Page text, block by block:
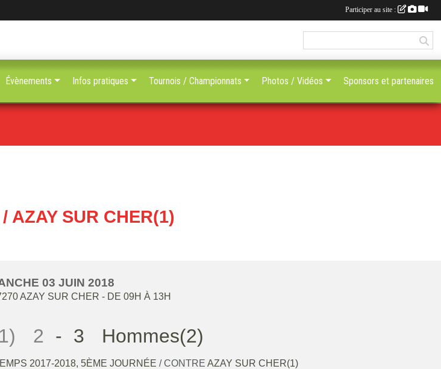
AZAY SUR CHER(1)
03 JUIN 2018
AZAY SUR CHER - DE 09H À 13H
2 - 3 Hommes(2)
2017-2018, 5ÈME JOURNÉE / CONTRE AZAY SUR CHER(1)
Évènements Infos pratiques Tournois / Championnats Photos / Vidéos Sponsors et partenaires
Participer au site :